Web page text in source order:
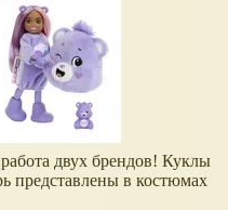
двух брендов! Куклы
представлены в костюмах